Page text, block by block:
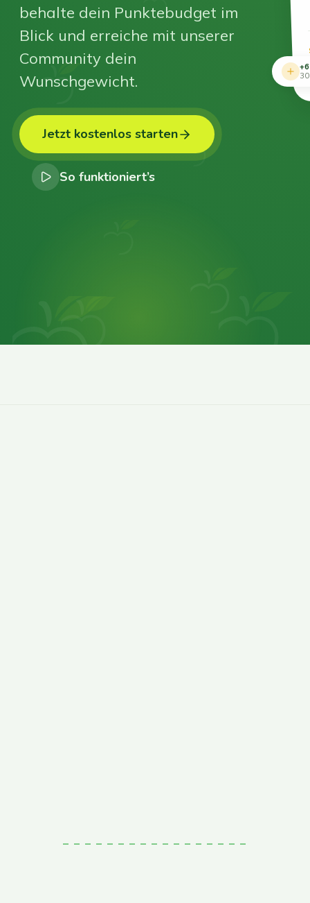
behalte dein Punktebudget im
Blick und erreiche mit unserer
Community dein
Wunschgewicht.
Jetzt kostenlos starten
So funktioniert’s